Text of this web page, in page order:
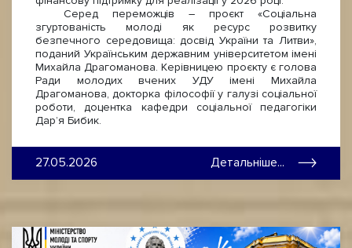
Серед переможців – проєкт «Соціальна
згуртованість молоді як ресурс розвитку
безпечного середовища: досвід України та Литви»,
поданий Українським державним університетом імені
Михайла Драгоманова. Керівницею проєкту є голова
Ради молодих вчених УДУ імені Михайла
Драгоманова, докторка філософії у галузі соціальної
роботи, доцентка кафедри соціальної педагогіки
Дар’я Бибик.
27.05.2026 Детальніше...